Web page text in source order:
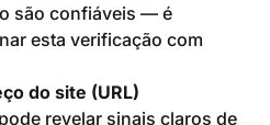
são confiáveis — é
esta verificação com
do site (URL)
revelar sinais claros de